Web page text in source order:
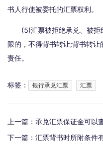
书人行使被委托的汇票权利。
(5)汇票被拒绝承兑、被
限的，不得背书转让;背书转
责任。
标签： 银行承兑汇票 汇票
上一篇： 承兑汇票保证金可以
下一篇： 汇票背书时所附条件